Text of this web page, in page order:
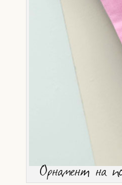
Орна­мент на